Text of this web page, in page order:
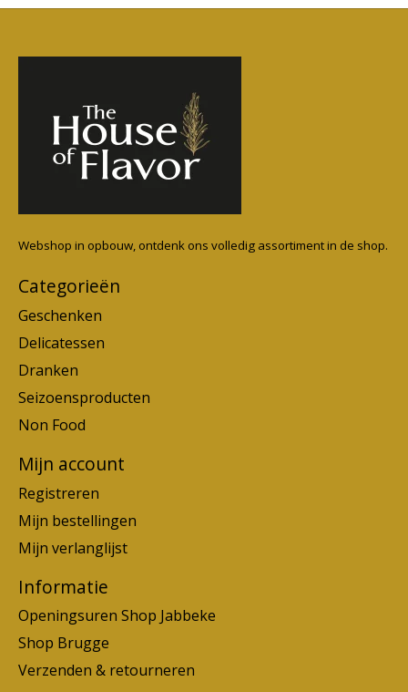
Webshop in opbouw, ontdenk ons volledig assortiment in de shop.
Categorieën
Geschenken
Delicatessen
Dranken
Seizoensproducten
Non Food
Mijn account
Registreren
Mijn bestellingen
Mijn verlanglijst
Informatie
Openingsuren Shop Jabbeke
Shop Brugge
Verzenden & retourneren